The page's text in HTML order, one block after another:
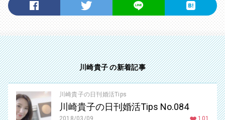
川崎貴子 の新着記事
川崎貴子の日刊婚活Tips
川崎貴子の日刊婚活Tips No.084